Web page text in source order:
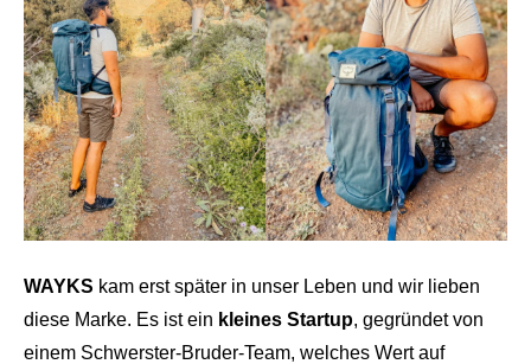
WAYKS kam erst später in unser Leben und wir lieben
diese Marke. Es ist ein kleines Startup, gegründet von
einem Schwerster-Bruder-Team, welches Wert auf